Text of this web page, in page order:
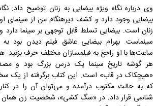
وی درباره نگاه ویژه بیضایی به زنان توضیح داد:
بیضایی وجود دارد و کشف دیرهنگام من از سینمای
زنان است. بیضایی تسلط قابل توجهی بر سینما دارد و
سینماست. بهرام بیضایی عاشق فیلم دیدن بود
ساعت‌ها با او راجع به فیلمسازان مختلف حرف بزنید.
هر گوشه تاریخ سینما یک درس بزرگ بود و
«هیچکاک در قاب» است. این کتاب برگرفته از یک
که به حالت مکتوب درآمده و می‌توان آن را در
شناسی قرار داد. در «سگ کشی»، شخصیت زن همان